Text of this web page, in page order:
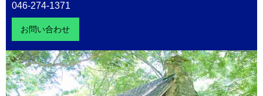
046-274-1371
お問い合わせ